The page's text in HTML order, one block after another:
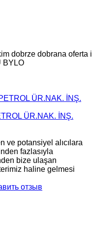
dobrze dobrana oferta i
BYLO
ÜR.NAK. İNŞ.
ve potansiyel alıcılara
fazlasıyla
bize ulaşan
haline gelmesi
отзыв